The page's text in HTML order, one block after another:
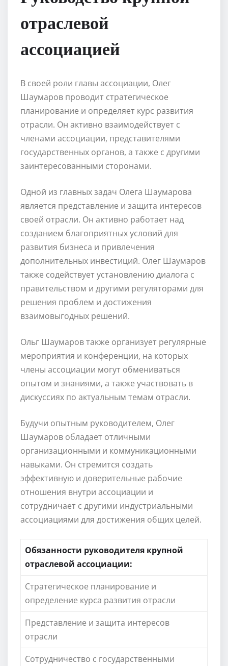
отраслевой
ассоциацией
В своей роли главы ассоциации, Олег
Шаумаров проводит стратегическое
планирование и определяет курс развития
отрасли. Он активно взаимодействует с
членами ассоциации, представителями
государственных органов, а также с другими
заинтересованными сторонами.
Одной из главных задач Олега Шаумарова
является представление и защита интересов
своей отрасли. Он активно работает над
созданием благоприятных условий для
развития бизнеса и привлечения
дополнительных инвестиций. Олег Шаумаров
также содействует установлению диалога с
правительством и другими регуляторами для
решения проблем и достижения
взаимовыгодных решений.
Ольг Шаумаров также организует регулярные
мероприятия и конференции, на которых
члены ассоциации могут обмениваться
опытом и знаниями, а также участвовать в
дискуссиях по актуальным темам отрасли.
Будучи опытным руководителем, Олег
Шаумаров обладает отличными
организационными и коммуникационными
навыками. Он стремится создать
эффективную и доверительные рабочие
отношения внутри ассоциации и
сотрудничает с другими индустриальными
ассоциациями для достижения общих целей.
Обязанности руководителя крупной
отраслевой ассоциации:
Стратегическое планирование и
определение курса развития отрасли
Представление и защита интересов
отрасли
Сотрудничество с государственными